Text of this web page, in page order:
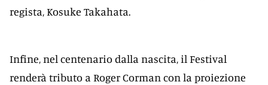
regista, Kosuke Takahata.
Infine, nel centenario dalla nascita, il Festival
renderà tributo a Roger Corman con la proiezione